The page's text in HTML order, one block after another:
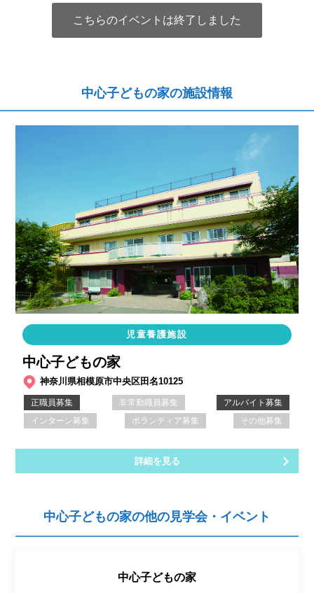
こちらのイベントは終了しました
中心子どもの家の施設情報
児童養護施設
中心子どもの家
神奈川県相模原市中央区田名10125
正職員募集 非常勤職員募集
アルバイト募集
インターン募集
ボランティア募集 その他募集
詳細を見る
中心子どもの家の他の見学会・イベント
中心子どもの家